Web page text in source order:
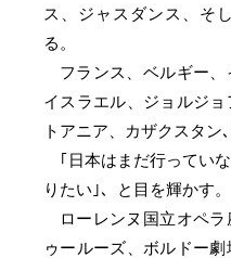
ス、ジャスダンス、そ
る。
フランス、ベルギー、
イスラエル、ジョルジ
トアニア、カザクスタン
｢日本はまだ行ってい
りたい｣、と目を輝かす。
ローレンヌ国立オペ
ゥールーズ、ボルドー